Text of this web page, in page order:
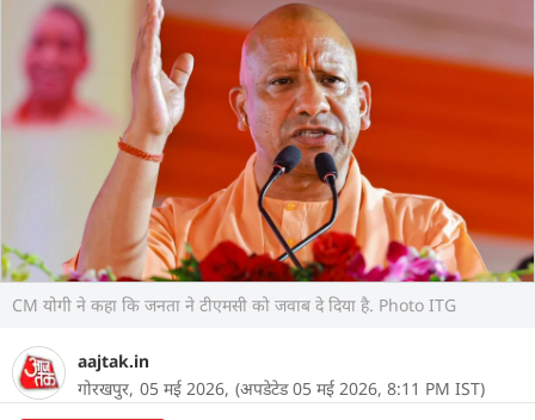
CM योगी ने कहा कि जनता ने टीएमसी को जवाब दे दिया है. Photo ITG
aajtak.in
गोरखपुर, 05 मई 2026, (अपडेटेड 05 मई 2026, 8:11 PM IST)